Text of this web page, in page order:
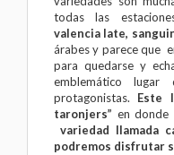
todas las
valencia late,
árabes y parece que
para quedarse y
emblemático
protagonistas. Este
taronjers” en donde
variedad llamada
podremos disfrutar